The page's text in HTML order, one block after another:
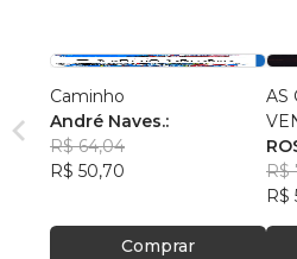
Caminho
André Naves.:
R$ 64,04
R$ 50,70
Comprar
AS
R$
R$